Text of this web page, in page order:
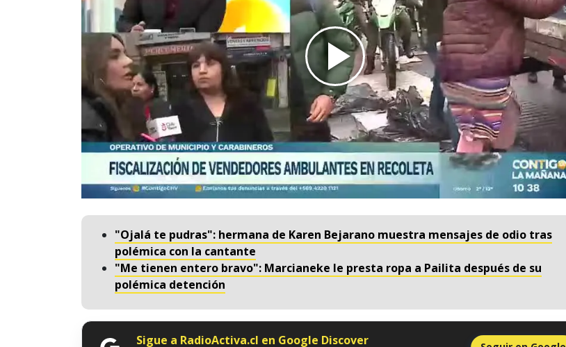
"Ojalá te pudras": hermana de Karen Bejarano muestra mensajes de odio tras
polémica con la cantante
"Me tienen entero bravo": Marcianeke le presta ropa a Pailita después de su
polémica detención
Sigue a RadioActiva.cl en Google Discover